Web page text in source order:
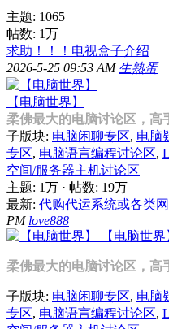
主题: 1065
帖数: 1万
求助！！！电视盒子介绍
2026-5-25 09:53 AM 生熟蛋
【电脑世界】
柔佛最大的电脑讨论区，高
子版块: 电脑闲聊专区, 电脑
专区, 电脑语言编程讨论区,
空间/服务器主机讨论区
主题: 1万 · 帖数: 19万
最新: 代购代运系统或各类
PM love888
【电脑世界
柔佛最大的电脑讨论区，高
子版块: 电脑闲聊专区, 电脑
专区, 电脑语言编程讨论区,